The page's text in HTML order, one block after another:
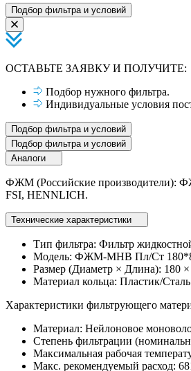
Подбор фильтра и условий
ОСТАВЬТЕ ЗАЯВКУ И ПОЛУЧИТЕ:
Подбор нужного фильтра.
Индивидуальные условия
Подбор фильтра и условий
Подбор фильтра и условий
Аналоги
ФЖМ (Российские производители):
FSI, HENNLICH.
Технические характеристики
Тип фильтра: Фильтр
Модель: ФЖМ-МНВ Пл/Ст
Размер (Диаметр × Длина): 180
Материал кольца: Пластик/
Характеристики фильтрующего
Материал: Нейлоновое
Степень фильтрации
Максимальная рабочая
Макс. рекомендуемый расход: